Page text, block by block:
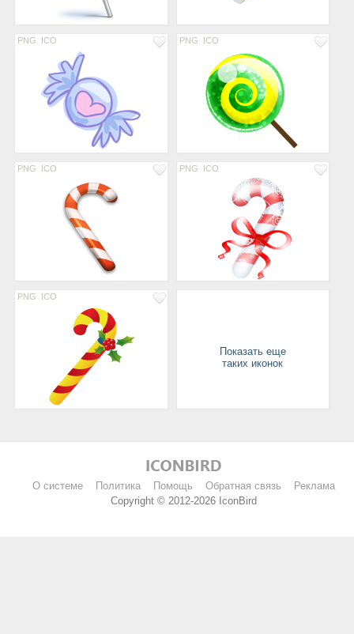
PNG ICO PNG ICO
PNG ICO PNG ICO
PNG ICO
Показать еще
таких иконок
О системе Политика Помощь Обратная связь
Реклама
Copyright © 2012-2026 IconBird